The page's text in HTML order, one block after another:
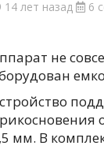
14 лет назад 6
не
мм. В